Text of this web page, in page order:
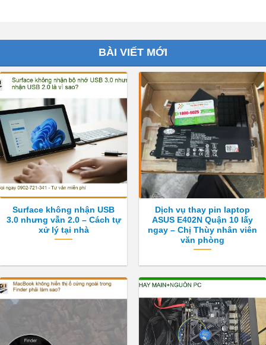
BÀI VIẾT MỚI
Surface không nhận USB
3.0 nhưng vẫn 2.0 – Cách tự
xử lý tại nhà
Dịch vụ thay pin laptop
ASUS E402N Quận 10 lấy
ngay – Chị Thùy nhân viên
văn phòng